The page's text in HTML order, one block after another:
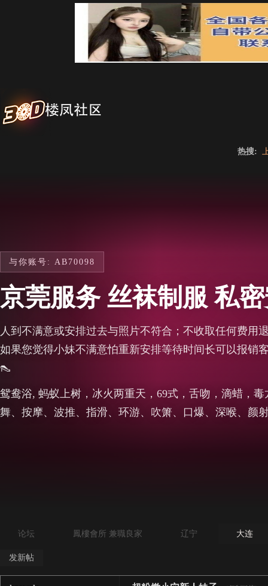
热搜:
与你账号: AB70098
京莞服务 丝袜制服 私
人到不满意或安排过去与照片不符合；不收取任何费用
如果您觉得小妹不满意怕重新安排等待时间长可以报销
👠
鸳鸯浴, 蚂蚁上树，冰火两重天，69式，舌吻，滴蜡，
舞、按摩、波推、指滑、环游、吹箫、口爆、深喉、颜
论坛 鳳樓會所 兼職良家 辽宁 大连
发新帖